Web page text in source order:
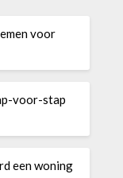
voor
voor-stap
een woning